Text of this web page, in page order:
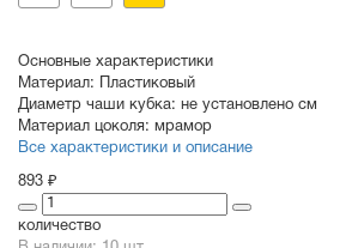
Основные характеристики
Материал: Пластиковый
Диаметр чаши кубка: не установлено см
Материал цоколя: мрамор
Все характеристики и описание
893 ₽
количество